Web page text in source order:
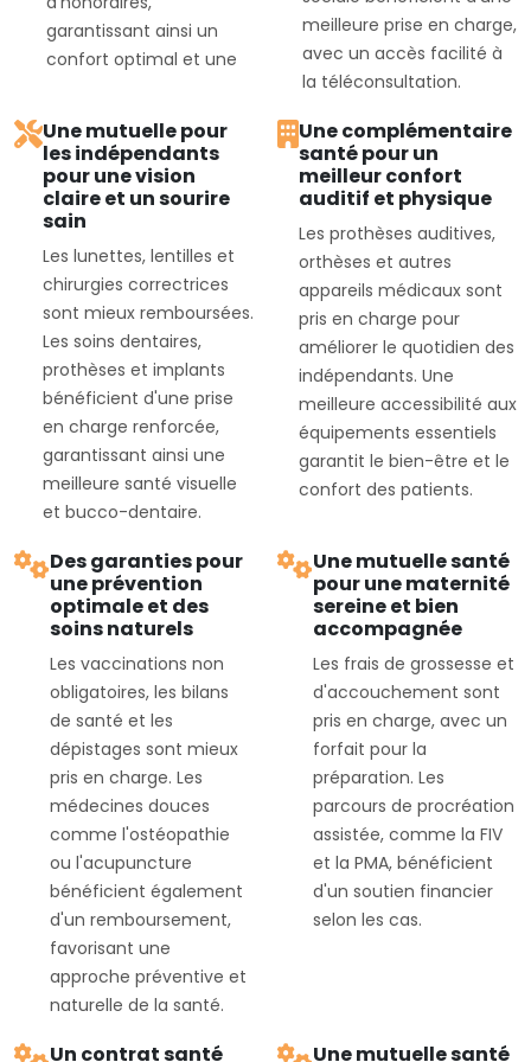
garantissant ainsi un
confort optimal et une
meilleure prise en charge,
avec un accès facilité à
la téléconsultation.
Une mutuelle pour
les indépendants
pour une vision
claire et un sourire
sain
Les lunettes, lentilles et
chirurgies correctrices
sont mieux remboursées.
Les soins dentaires,
prothèses et implants
bénéficient d'une prise
en charge renforcée,
garantissant ainsi une
meilleure santé visuelle
et bucco-dentaire.
Une complémentaire
santé pour un
meilleur confort
auditif et physique
Les prothèses auditives,
orthèses et autres
appareils médicaux sont
pris en charge pour
améliorer le quotidien des
indépendants. Une
meilleure accessibilité aux
équipements essentiels
garantit le bien-être et le
confort des patients.
Des garanties pour
une prévention
optimale et des
soins naturels
Les vaccinations non
obligatoires, les bilans
de santé et les
dépistages sont mieux
pris en charge. Les
médecines douces
comme l'ostéopathie
ou l'acupuncture
bénéficient également
d'un remboursement,
favorisant une
approche préventive et
naturelle de la santé.
Une mutuelle santé
pour une maternité
sereine et bien
accompagnée
Les frais de grossesse et
d'accouchement sont
pris en charge, avec un
forfait pour la
préparation. Les
parcours de procréation
assistée, comme la FIV
et la PMA, bénéficient
d'un soutien financier
selon les cas.
Un contrat santé Une mutuelle santé